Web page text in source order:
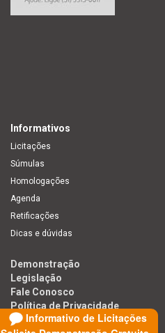
Informativo de Licitações
Informativos
Licitações
Súmulas
Homologações
Agenda
Retificações
Dicas e dúvidas
Demonstração
Legislação
Fale Conosco
Política de Privacidade